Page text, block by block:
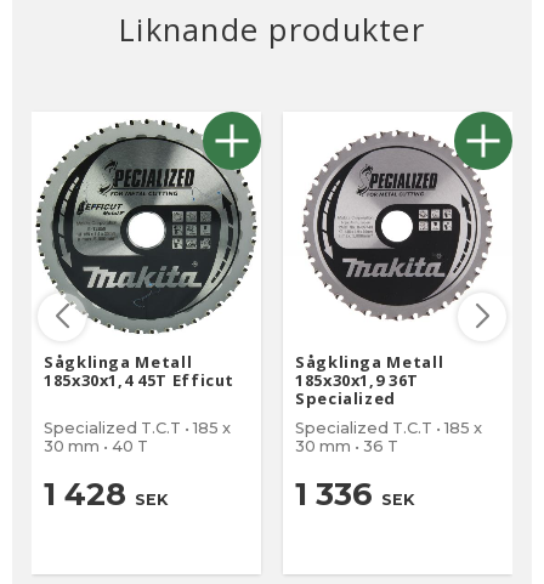
Liknande produkter
Sågklinga Metall
185x30x1,4 45T Efficut
Specialized T.C.T • 185 x
30 mm • 40 T
1 428 SEK
Sågklinga Metall
185x30x1,9 36T
Specialized
Specialized T.C.T • 185 x
30 mm • 36 T
1 336 SEK